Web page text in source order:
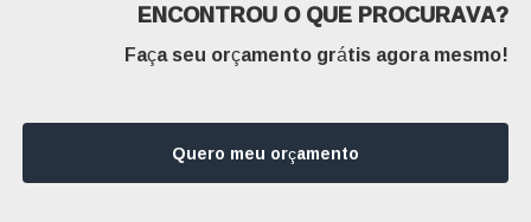
ENCONTROU O QUE PROCURAVA?
Faça seu orçamento grátis agora mesmo!
Quero meu orçamento